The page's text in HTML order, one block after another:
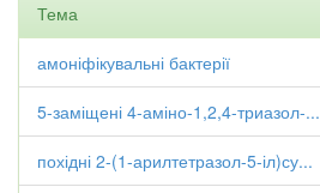
Тема
амоніфікувальні бактерії
5-заміщені 4-аміно-1,2,4-триазол-...
похідні 2-(1-арилтетразол-5-іл)су...